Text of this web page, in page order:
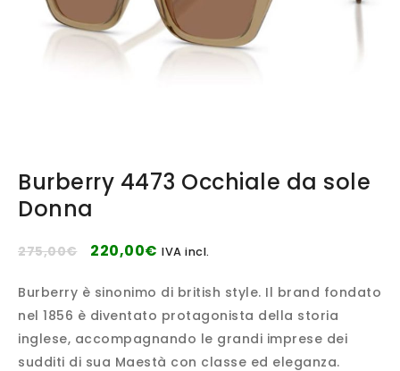
Burberry 4473 Occhiale da sole
Donna
275,00€ 220,00€ IVA incl.
Burberry è sinonimo di british style. Il brand fondato
nel 1856 è diventato protagonista della storia
inglese, accompagnando le grandi imprese dei
sudditi di sua Maestà con classe ed eleganza.